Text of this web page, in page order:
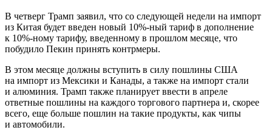
В четверг Трамп заявил, что со следующей недели на импорт
из Китая будет введен новый 10%-ный тариф в дополнение
к 10%-ному тарифу, введенному в прошлом месяце, что
побудило Пекин принять контрмеры.
В этом месяце должны вступить в силу пошлины США
на импорт из Мексики и Канады, а также на импорт стали
и алюминия. Трамп также планирует ввести в апреле
ответные пошлины на каждого торгового партнера и, скорее
всего, еще больше пошлин на такие продукты, как чипы
и автомобили.